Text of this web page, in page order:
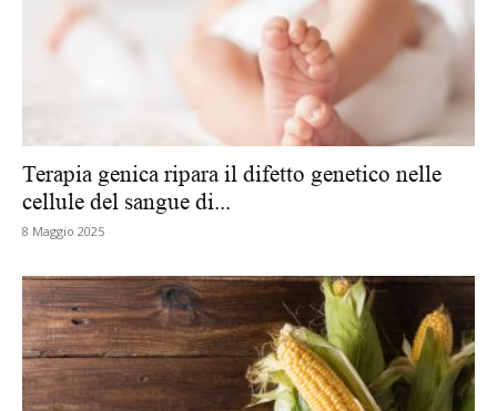
Terapia genica ripara il difetto genetico nelle
cellule del sangue di...
8 Maggio 2025